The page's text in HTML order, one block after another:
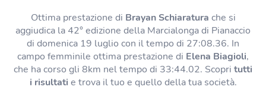
Ottima prestazione di Brayan Schiaratura che si
aggiudica la 42° edizione della Marcialonga di Pianaccio
di domenica 19 luglio con il tempo di 27:08.36. In
campo femminile ottima prestazione di Elena Biagioli,
che ha corso gli 8km nel tempo di 33:44.02. Scopri tutti
i risultati e trova il tuo e quello della tua società.